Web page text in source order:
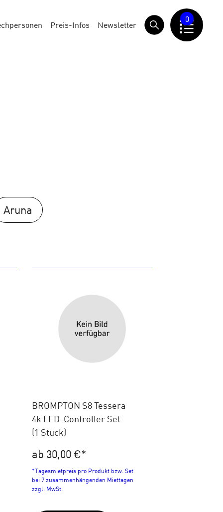
Preis-Infos Newsletter
0
Aruna
BROMPTON S8 Tessera
4k LED-Controller Set
(1 Stück)
ab 30,00 €*
*Tagesmietpreis pro Produkt bzw. Set
bei 7 zusammenhängenden Miettagen
zzgl. MwSt.